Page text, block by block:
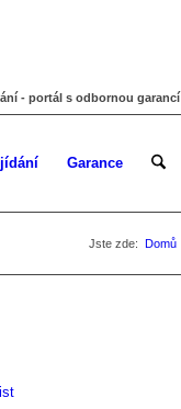
- portál s odbornou garancí
Garance
Jste zde: Domů